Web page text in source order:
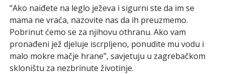
“Ako naiđete na leglo ježeva i sigurni ste da im se
mama ne vraća, nazovite nas da ih preuzmemo.
Pobrinut ćemo se za njihovu othranu. Ako vam
pronađeni jež djeluje iscrpljeno, ponudite mu vodu i
malo mokre mačje hrane”, savjetuju u zagrebačkom
skloništu za nezbrinute životinje.